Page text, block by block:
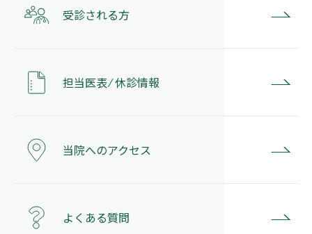
受診される方
担当医表 ⁄ 休診情報
当院へのアクセス
よくある質問